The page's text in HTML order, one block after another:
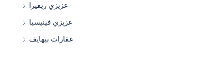
عزيزي ريفيرا
عزيزي فينيسيا
عقارات بيهايف